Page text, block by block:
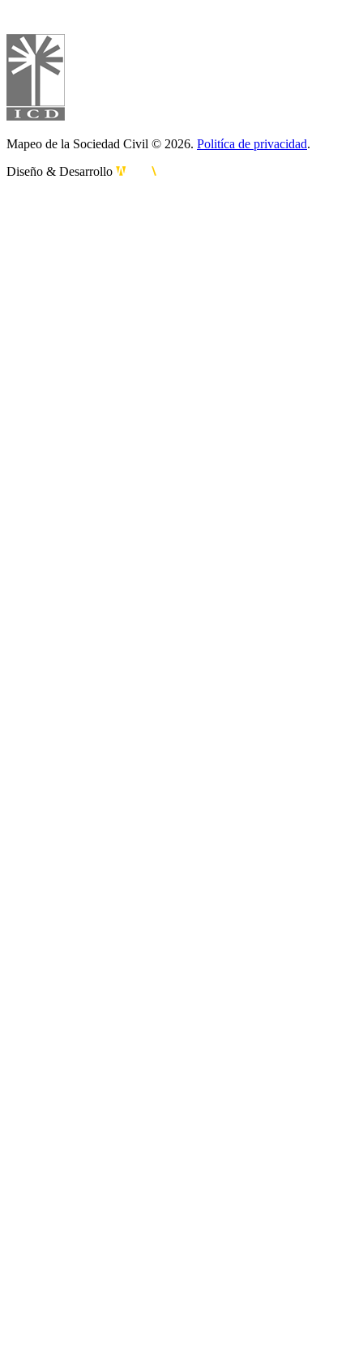
Mapeo de la Sociedad Civil © 2026. Politíca de privacidad.
Diseño & Desarrollo